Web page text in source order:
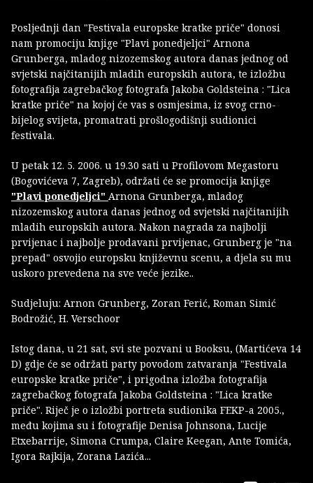
Posljednji dan "Festivala europske kratke priče" donosi
nam promociju knjige "Plavi ponedjeljci" Arnona
Grunberga, mladog nizozemskog autora danas jednog od
svjetski najčitanijih mladih europskih autora, te izložbu
fotografija zagrebačkog fotografa Jakoba Goldsteina : "Lica
kratke priče" na kojoj će vas s osmjesima, iz svog crno-
bijelog svijeta, promatrati prošlogodišnji sudionici
festivala.
U petak 12. 5. 2006. u 19.30 sati u Profilovom Megastoru
(Bogovićeva 7, Zagreb), održati će se promocija knjige
"Plavi ponedjeljci" Arnona Grunberga, mladog
nizozemskog autora danas jednog od svjetski najčitanijih
mladih europskih autora. Nakon nagrada za najbolji
prvijenac i najbolje prodavani prvijenac, Grunberg je "na
prepad" osvojio europsku književnu scenu, a djela su mu
uskoro prevedena na sve veće jezike..
Sudjeluju: Arnon Grunberg, Zoran Ferić, Roman Simić
Bodrožić, H. Verschoor
Istog dana, u 21 sat, svi ste pozvani u Booksu, (Martićeva 14
D) gdje će se održati party povodom zatvaranja "Festivala
europske kratke priče", i prigodna izložba fotografija
zagrebačkog fotografa Jakoba Goldsteina : "Lica kratke
priče". Riječ je o izložbi portreta sudionika FEKP-a 2005.,
među kojima su i fotografije Denisa Johnsona, Lucije
Etxebarrije, Simona Crumpa, Claire Keegan, Ante Tomića,
Igora Rajkija, Zorana Lazića...